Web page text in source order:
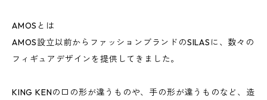
AMOSとは
AMOS設立以前からファッションブランドのSILASに、数々の
フィギュアデザインを提供してきました。
KING KENの口の形が違うものや、手の形が違うものなど、造